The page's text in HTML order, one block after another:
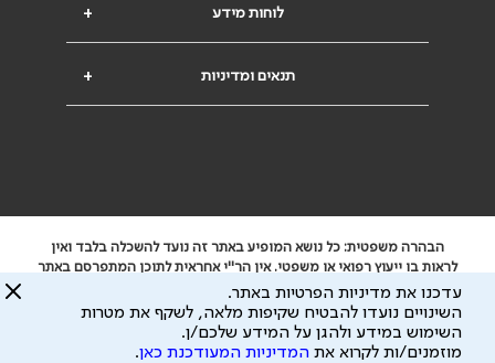
+ לוחות מידע
+ תנאים ומדיניות
הבהרה משפטית: כל נושא המופיע באתר זה נועד להשכלה בלבד ואין
לראות בו ייעוץ רפואי או משפטי. אין הר"י אחראית לתוכן המתפרסם באתר
זה ולכל נזק שעלול להיגרם.
ידוע לי שהר"י אוספת ושומרת מידע אישי לצורך מתן השרות וכי חלק ממנו
עשוי להיות מועבר לצדדים שלישיים, הכל בכפוף ל
ולתנאי השימוש
עדכנו את מדיניות הפרטיות באתר.
השינויים נועדו להבטיח שקיפות מלאה, לשקף את מטרות
השימוש במידע ולהגן על המידע שלכם/ן.
מוזמנים/ות לקרוא את המדיניות המעודכנת כאן.